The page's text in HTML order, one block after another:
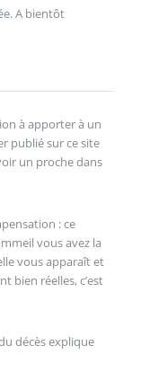
A bientôt
à apporter à un
publié sur ce site
un proche dans
: ce
vous avez la
vous apparaît et
bien réelles, c’est
décès explique